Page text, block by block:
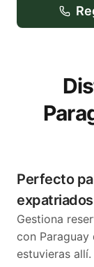
Perfecto
expatriados
Gestiona
con
estuvieras allí.